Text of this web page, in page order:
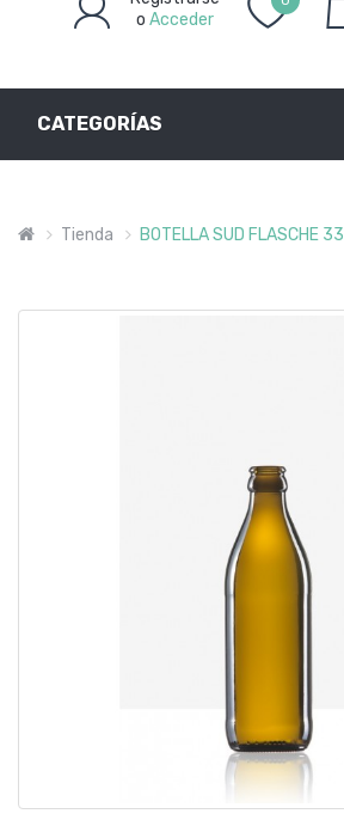
o Acceder
CATEGORÍAS
Tienda BOTELLA SUD FLASCHE 33